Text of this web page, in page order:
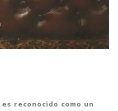
reconocido como un